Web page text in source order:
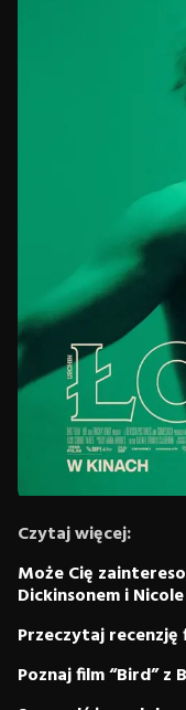
Czytaj więcej:
Może Cię
Dickinsonem i
Przeczytaj recenzję
Poznaj film “Bird” z